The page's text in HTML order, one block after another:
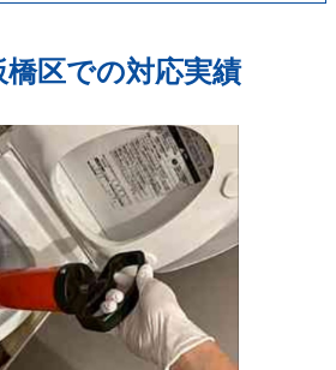
橋区での対応実績